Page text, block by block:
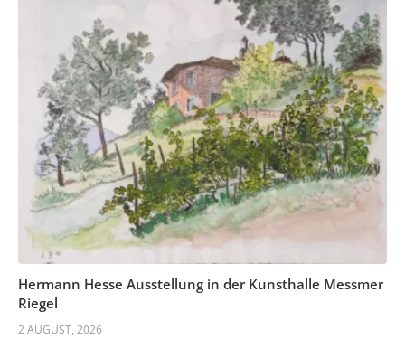
Hermann Hesse Ausstellung in der Kunsthalle Messmer
Riegel
2 AUGUST, 2026